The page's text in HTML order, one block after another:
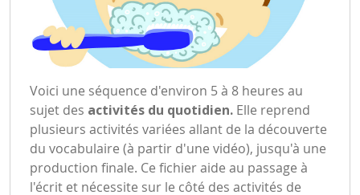
Voici une séquence d'environ 5 à 8 heures au
sujet des activités du quotidien. Elle reprend
plusieurs activités variées allant de la découverte
du vocabulaire (à partir d'une vidéo), jusqu'à une
production finale. Ce fichier aide au passage à
l'écrit et nécessite sur le côté des activités de